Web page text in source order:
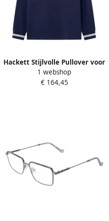
Hackett Stijlvolle Pullover voor
Mannen Blue Heren
1 webshop
€ 164,45